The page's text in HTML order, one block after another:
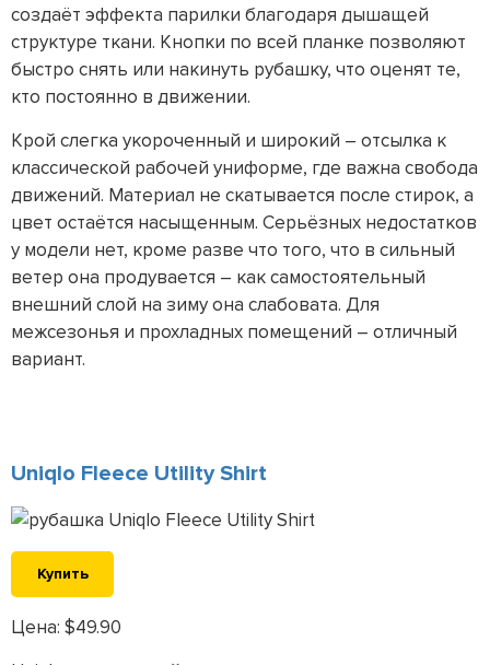
создаёт эффекта парилки благодаря дышащей
структуре ткани. Кнопки по всей планке позволяют
быстро снять или накинуть рубашку, что оценят те,
кто постоянно в движении.
Крой слегка укороченный и широкий – отсылка к
классической рабочей униформе, где важна свобода
движений. Материал не скатывается после стирок, а
цвет остаётся насыщенным. Серьёзных недостатков
у модели нет, кроме разве что того, что в сильный
ветер она продувается – как самостоятельный
внешний слой на зиму она слабовата. Для
межсезонья и прохладных помещений – отличный
вариант.
Uniqlo Fleece Utility Shirt
Купить
Цена: $49.90